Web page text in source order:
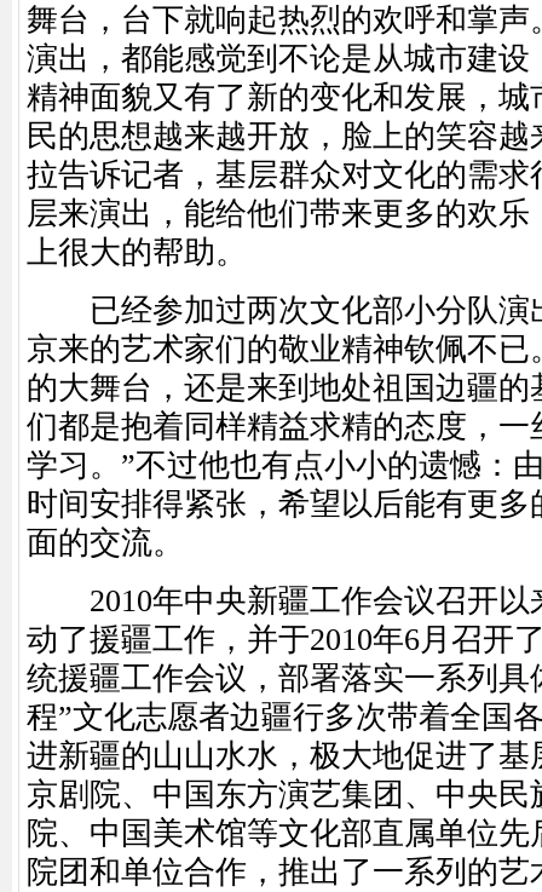
舞台，台下就响起热烈的欢呼和掌声
演出，都能感觉到不论是从城市建设
精神面貌又有了新的变化和发展，城
民的思想越来越开放，脸上的笑容越
拉告诉记者，基层群众对文化的需求
层来演出，能给他们带来更多的欢
上很大的帮助。
已经参加过两次文化部小分队演
京来的艺术家们的敬业精神钦佩不已
的大舞台，还是来到地处祖国边疆
们都是抱着同样精益求精的态度，一
学习。”不过他也有点小小的遗憾：
时间安排得紧张，希望以后能有更
面的交流。
2010年中央新疆工作会议召开以
动了援疆工作，并于2010年6月召开
统援疆工作会议，部署落实一系列具
程”文化志愿者边疆行多次带着全国
进新疆的山山水水，极大地促进了基
京剧院、中国东方演艺集团、中央
院、中国美术馆等文化部直属单位
院团和单位合作，推出了一系列的